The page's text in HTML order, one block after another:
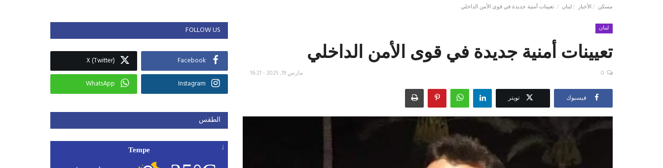
مسكن الأخبار لبنان تعيينات أمنية جديدة في قوى الأمن الداخلي
لبنان
تعيينات أمنية جديدة في قوى الأمن الداخلي
مارس 19, 2025 - 16:21 0
فيسبوك تويتر
FOLLOW US
Facebook
X (Twitter)
Instagram
WhatsApp
الطقس
Tempe